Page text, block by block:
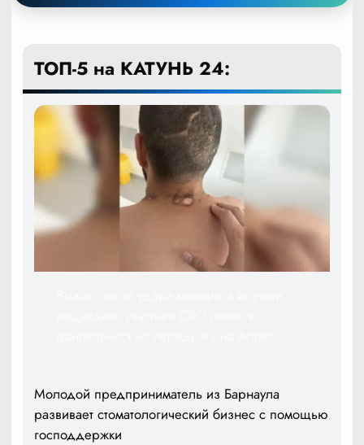
ТОП-5 на КАТУНЬ 24:
Молодой предприниматель из Барнаула
развивает стоматологический бизнес с помощью
господдержки